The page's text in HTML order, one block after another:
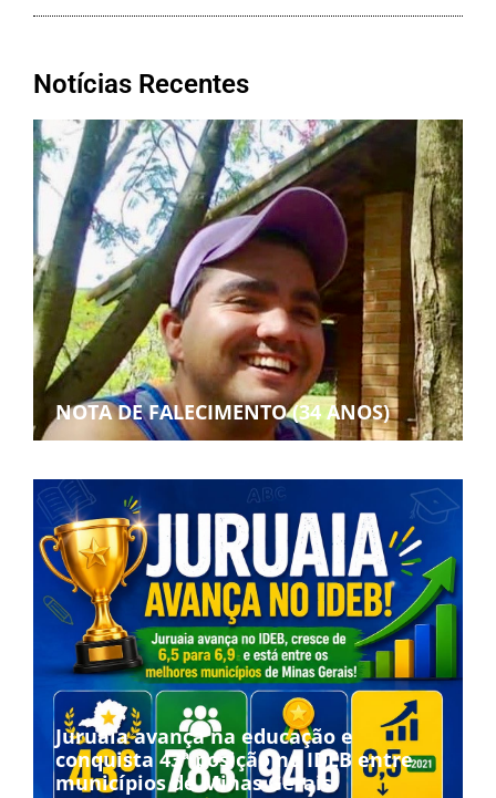
Notícias Recentes
NOTA DE FALECIMENTO (34 ANOS)
Juruaia avança na educação e
conquista 43ª posição no IDEB entre
municípios de Minas Gerais